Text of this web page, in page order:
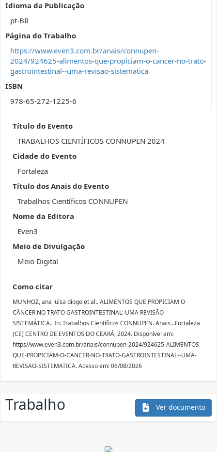
Idioma da Publicação
pt-BR
Página do Trabalho
https://www.even3.com.br/anais/connupen-
2024/924625-alimentos-que-propiciam-o-cancer-no-trato-
gastrointestinal--uma-revisao-sistematica
ISBN
978-65-272-1225-6
Título do Evento
TRABALHOS CIENTÍFICOS CONNUPEN 2024
Cidade do Evento
Fortaleza
Título dos Anais do Evento
Trabalhos Científicos CONNUPEN
Nome da Editora
Even3
Meio de Divulgação
Meio Digital
Como citar
MUNHOZ, ana luísa diogo et al.. ALIMENTOS QUE PROPICIAM O
CÂNCER NO TRATO GASTROINTESTINAL: UMA REVISÃO
SISTEMÁTICA.. In: Trabalhos Científicos CONNUPEN. Anais...Fortaleza
(CE) CENTRO DE EVENTOS DO CEARÁ, 2024. Disponível em:
https//www.even3.com.br/anais/connupen-2024/924625-ALIMENTOS-
QUE-PROPICIAM-O-CANCER-NO-TRATO-GASTROINTESTINAL--UMA-
REVISAO-SISTEMATICA. Acesso em: 06/08/2026
Trabalho Ver documento